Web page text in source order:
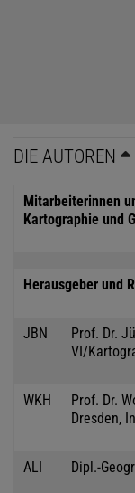
DIE AUTOREN
Mitarbeiterinnen
Kartographie und
Herausgeber und
JBN
Prof. Dr.
VI/
WKH
Prof. Dr.
Dresden,
ALI Dipl.-